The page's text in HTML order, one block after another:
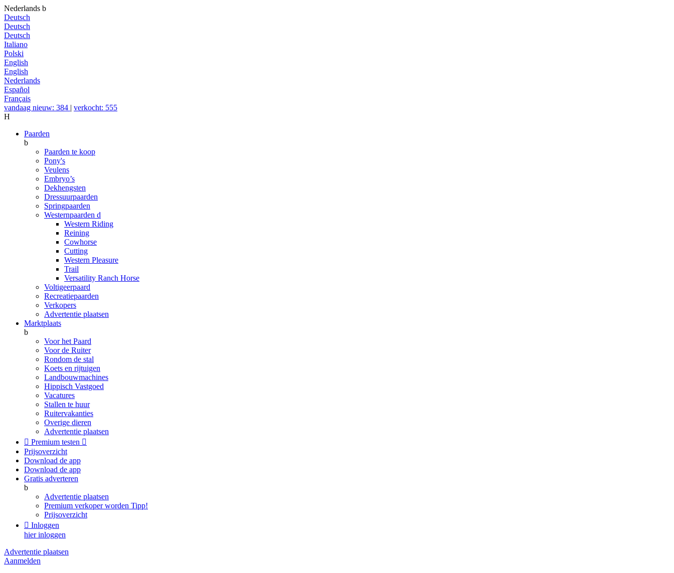
Nederlands b
Deutsch
Deutsch
Deutsch
Italiano
Polski
English
English
Nederlands
Español
Français
vandaag nieuw: 384 | verkocht: 555
H
Paarden
b
Paarden te koop
Pony's
Veulens
Embryo’s
Dekhengsten
Dressuurpaarden
Springpaarden
Westernpaarden d
Western Riding
Reining
Cowhorse
Cutting
Western Pleasure
Trail
Versatility Ranch Horse
Voltigeerpaard
Recreatiepaarden
Verkopers
Advertentie plaatsen
Marktplaats
b
Voor het Paard
Voor de Ruiter
Rondom de stal
Koets en rijtuigen
Landbouwmachines
Hippisch Vastgoed
Vacatures
Stallen te huur
Ruitervakanties
Overige dieren
Advertentie plaatsen
 Premium testen 
Prijsoverzicht
Download de app
Download de app
Gratis adverteren
b
Advertentie plaatsen
Premium verkoper worden Tipp!
Prijsoverzicht
 Inloggen
hier inloggen
Advertentie plaatsen
Aanmelden